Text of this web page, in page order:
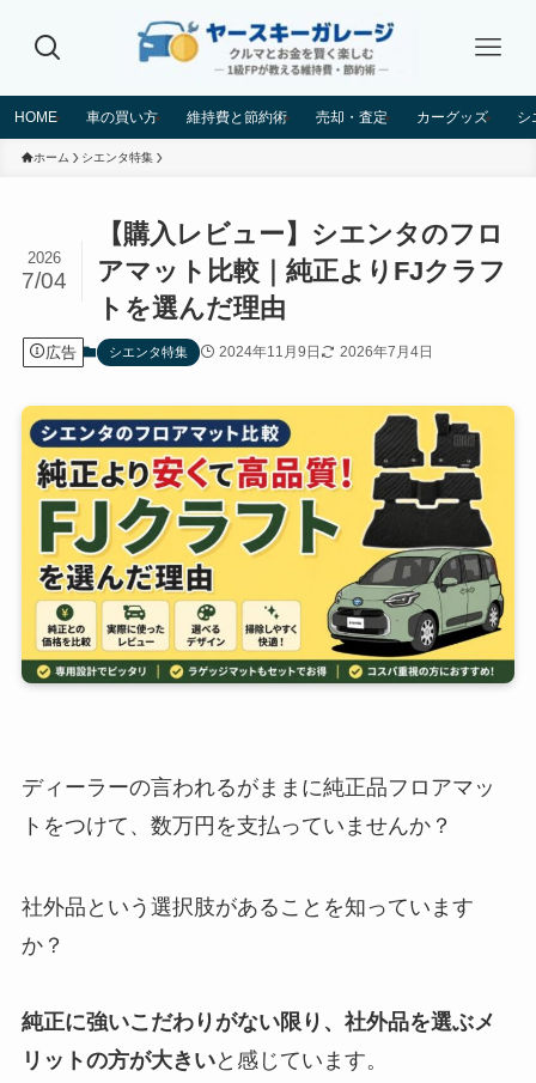
HOME 車の買い方 維持費と節約術 売却・査定 カーグッズ シ
ホーム シエンタ特集
【購入レビュー】シエンタのフロ
アマット比較｜純正よりFJクラフ
トを選んだ理由
2026
7/04
広告 シエンタ特集 2024年11月9日 2026年7月4日
ディーラーの言われるがままに純正品フロアマッ
トをつけて、数万円を支払っていませんか？
社外品という選択肢があることを知っています
か？
純正に強いこだわりがない限り、社外品を選ぶメ
リットの方が大きいと感じています。